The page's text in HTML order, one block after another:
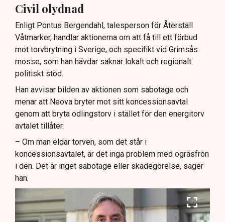
Civil olydnad
Enligt Pontus Bergendahl, talesperson för Återställ
Våtmarker, handlar aktionerna om att få till ett förbud
mot torvbrytning i Sverige, och specifikt vid Grimsås
mosse, som han hävdar saknar lokalt och regionalt
politiskt stöd.
Han avvisar bilden av aktionen som sabotage och
menar att Neova bryter mot sitt koncessionsavtal
genom att bryta odlingstorv i stället för den energitorv
avtalet tillåter.
– Om man eldar torven, som det står i
koncessionsavtalet, är det inga problem med ogräsfrön
i den. Det är inget sabotage eller skadegörelse, säger
han.